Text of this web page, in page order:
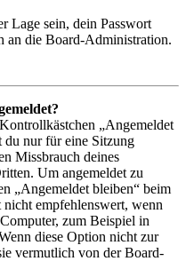
Lage sein, dein Passwort
an die Board-Administration.
„Angemeldet
du nur für eine Sitzung
Missbrauch deines
Um angemeldet zu
„Angemeldet bleiben“ beim
empfehlenswert, wenn
zum Beispiel in
diese Option nicht zur
vermutlich von der Board-